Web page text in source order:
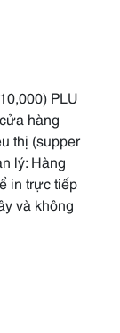
PLU
hàng
thị (supper
lý: Hàng
in trực tiếp
và không